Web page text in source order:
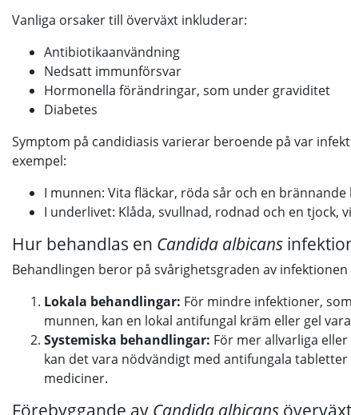
Vanliga orsaker till överväxt inkluderar:
Antibiotikaanvändning
Nedsatt immunförsvar
Hormonella förändringar, som under graviditet
Diabetes
Symptom på candidiasis varierar beroende på var
exempel:
I munnen: Vita fläckar, röda sår och en brännande
I underlivet: Klåda, svullnad, rodnad och en tjock,
Hur behandlas en Candida albicans
Behandlingen beror på svårighetsgraden av
Lokala behandlingar: För mindre infektioner,
munnen, kan en lokal antifungal kräm eller gel
Systemiska behandlingar: För mer allvarliga
kan det vara nödvändigt med antifungala
mediciner.